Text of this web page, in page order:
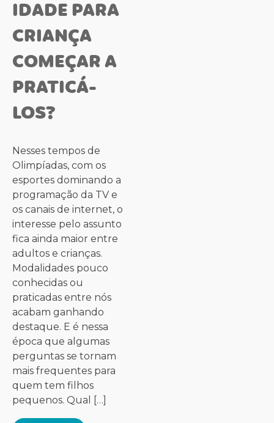
IDADE PARA
CRIANÇA
COMEÇAR A
PRATICÁ-
LOS?
Nesses tempos de
Olimpíadas, com os
esportes dominando a
programação da TV e
os canais de internet, o
interesse pelo assunto
fica ainda maior entre
adultos e crianças.
Modalidades pouco
conhecidas ou
praticadas entre nós
acabam ganhando
destaque. E é nessa
época que algumas
perguntas se tornam
mais frequentes para
quem tem filhos
pequenos. Qual […]